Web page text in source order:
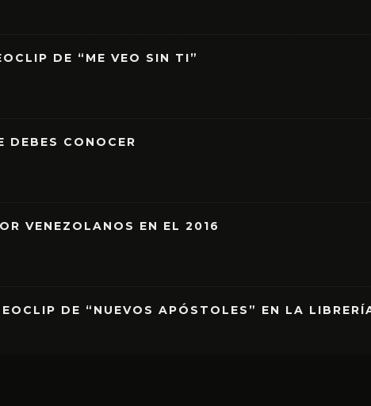
DE “ME VEO SIN TI”
DEBES CONOCER
VENEZOLANOS EN EL 2016
DE “NUEVOS APÓSTOLES” EN LA